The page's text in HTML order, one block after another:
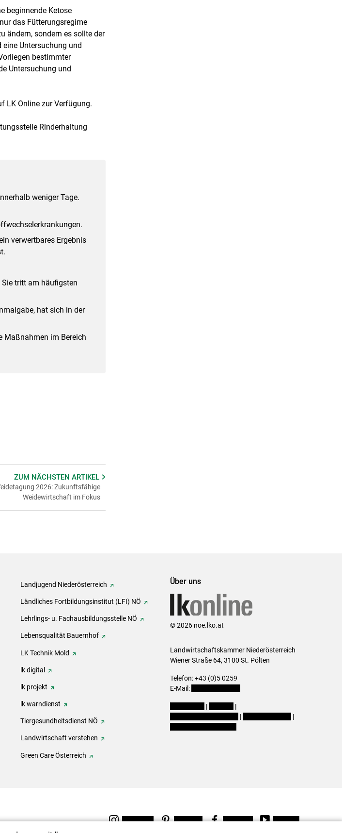
beginnende Ketose
das Fütterungsregime
ändern, sondern es sollte der
eine Untersuchung und
bestimmter
Untersuchung und
LK Online zur Verfügung.
Rinderhaltung
weniger Tage.
verwertbares Ergebnis
Sie tritt am häufigsten
hat sich in der
Maßnahmen im Bereich
ZUM NÄCHSTENARTIKEL
2026: Zukunftsfähige
Weidewirtschaft im Fokus
Landjugend Niederösterreich
Ländliches Fortbildungsinstitut (LFI) NÖ
Lehrlings- u. Fachausbildungsstelle NÖ
Lebensqualität Bauernhof
LK Technik Mold
lk digital
lk projekt
lk warndienst
Tiergesundheitsdienst NÖ
Landwirtschaft verstehen
Green Care Österreich
Über uns
© 2026 noe.lko.at
Landwirtschaftskammer Niederösterreich
Wiener Straße 64, 3100 St. Pölten
Telefon: +43 (0)5 0259
E-Mail:
|
|
|
|
Instagram Pinterest Facebook Youtube